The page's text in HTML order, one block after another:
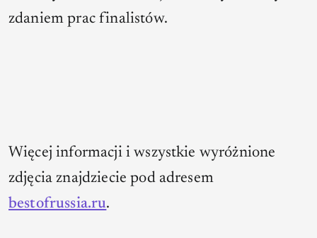
zdaniem prac finalistów.
Więcej informacji i wszystkie wyróżnione
zdjęcia znajdziecie pod adresem
bestofrussia.ru.